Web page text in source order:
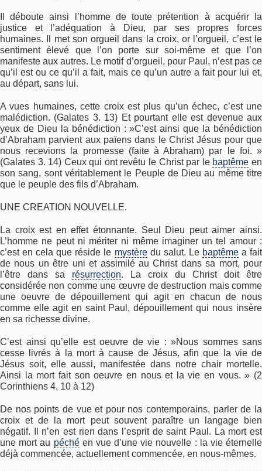
Il déboute ainsi l’homme de toute prétention à acquérir la
justice et l’adéquation à Dieu, par ses propres forces
humaines. Il met son orgueil dans la croix, or l’orgueil, c’est le
sentiment élevé que l’on porte sur soi-même et que l’on
manifeste aux autres. Le motif d’orgueil, pour Paul, n’est pas ce
qu’il est ou ce qu’il a fait, mais ce qu’un autre a fait pour lui et,
au départ, sans lui.
A vues humaines, cette croix est plus qu’un échec, c’est une
malédiction. (Galates 3. 13) Et pourtant elle est devenue aux
yeux de Dieu la bénédiction : »C’est ainsi que la bénédiction
d’Abraham parvient aux païens dans le Christ Jésus pour que
nous recevions la promesse (faite à Abraham) par le foi. »
(Galates 3. 14) Ceux qui ont revêtu le Christ par le baptême en
son sang, sont véritablement le Peuple de Dieu au même titre
que le peuple des fils d’Abraham.
UNE CREATION NOUVELLE.
La croix est en effet étonnante. Seul Dieu peut aimer ainsi.
L’homme ne peut ni mériter ni même imaginer un tel amour :
c’est en cela que réside le mystèredu salut. Le baptêmea fait
de nous un être uni et assimilé au Christ dans sa mort, pour
l’être dans sa résurrection. La croix du Christ doit être
considérée non comme une œuvre de destruction mais comme
une oeuvre de dépouillement qui agit en chacun de nous
comme elle agit en saint Paul, dépouillement qui nous insère
en sa richesse divine.
C’est ainsi qu’elle est oeuvre de vie : »Nous sommes sans
cesse livrés à la mort à cause de Jésus, afin que la vie de
Jésus soit, elle aussi, manifestée dans notre chair mortelle.
Ainsi la mort fait son oeuvre en nous et la vie en vous. » (2
Corinthiens 4. 10 à 12)
De nos points de vue et pour nos contemporains, parler de la
croix et de la mort peut souvent paraître un langage bien
négatif. Il n’en est rien dans l’esprit de saint Paul. La mort est
une mort au péchéen vue d’une vie nouvelle : la vie éternelle
déjà commencée, actuellement commencée, en nous-mêmes.